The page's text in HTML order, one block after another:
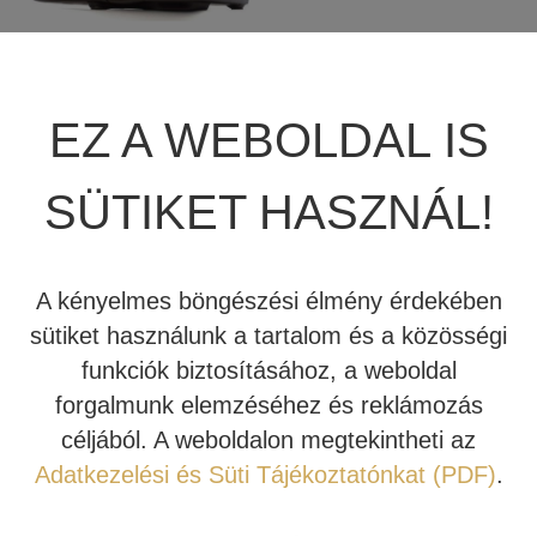
2.940.000 Ft 840.000 Ft
Tovább
TERMÉKKATEGÓRIÁK
REVEL
MARK LEVINSON
SIM2
STEWART FILMSCREEN
MADVR
BEÉPÍTHETŐ HANGSZÓRÓ
KÁBEL
NYÁRI AKCIÓ
CD LEJÁTSZÓ
EZ A WEBOLDAL IS
SÜTIKET HASZNÁL!
A kényelmes böngészési élmény érdekében
sütiket használunk a tartalom és a közösségi
funkciók biztosításához, a weboldal
forgalmunk elemzéséhez és reklámozás
céljából. A weboldalon megtekintheti az
Adatkezelési és Süti Tájékoztatónkat (PDF).